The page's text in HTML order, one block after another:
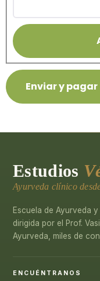
Estudios
Ayurveda clínico
Escuela de Ayurveda
dirigida por el Prof.
Ayurveda, miles de
ENCUÉNTRANOS